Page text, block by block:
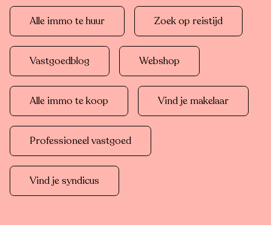
Alle immo te huur Zoek op reistijd
Vastgoedblog Webshop
Alle immo te koop Vind je makelaar
Professioneel vastgoed
Vind je syndicus